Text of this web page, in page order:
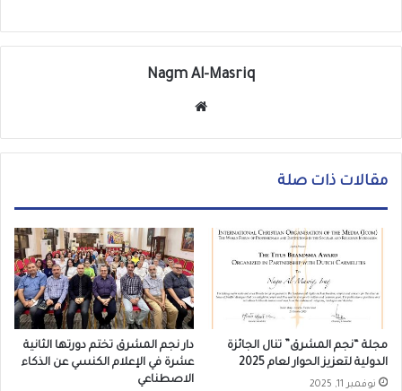
Nagm Al-Masriq
مقالات ذات صلة
مجلة “نجم المشرق” تنال الجائزة
الدولية لتعزيز الحوار لعام 2025
نوفمبر 11, 2025
دار نجم المشرق تختم دورتها الثانية
عشرة في الإعلام الكنسي عن الذكاء
الاصطناعي